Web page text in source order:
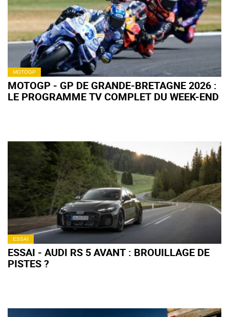
MOTOGP
MOTOGP - GP DE GRANDE-BRETAGNE 2026 :
LE PROGRAMME TV COMPLET DU WEEK-END
ESSAI
ESSAI - AUDI RS 5 AVANT : BROUILLAGE DE
PISTES ?